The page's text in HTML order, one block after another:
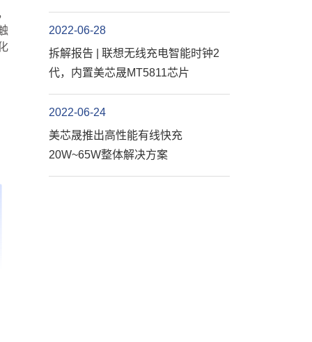
2022-06-28
拆解报告 | 联想无线充电智能时钟2
代，内置美芯晟MT5811芯片
2022-06-24
美芯晟推出高性能有线快充
20W~65W整体解决方案